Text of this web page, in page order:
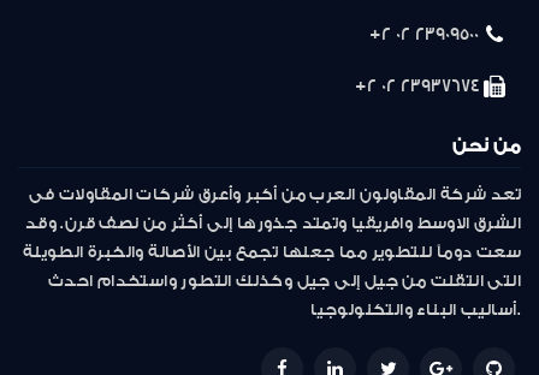
23909500 02 2+
23937674 02 2+
من نحن
تعد شركة المقاولون العرب من أكبر وأعرق شركات المقاولات فى
الشرق الاوسط وافريقيا وتمتد جذورها إلى أكثر من نصف قرن. وقد
سعت دوماً للتطوير مما جعلها تجمع بين الأصالة والخبرة الطويلة
التى انتقلت من جيل إلى جيل وكذلك التطور واستخدام احدث
أساليب البناء والتكنولوجيا.